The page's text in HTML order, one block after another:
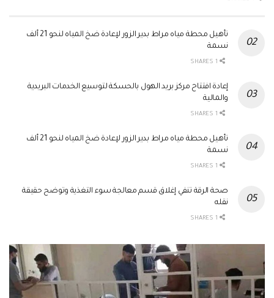
تأهيل محطة مياه مراط بدير الزور لإعادة ضخ المياه لنحو 21 ألف
نسمة
إعادة افتتاح مركز بريد الهول بالحسكة لتوسيع الخدمات البريدية
والمالية
تأهيل محطة مياه مراط بدير الزور لإعادة ضخ المياه لنحو 21 ألف
نسمة
صحة الرقة تنفي إغلاق قسم معالجة سوء التغذية وتوضح حقيقة
نقله